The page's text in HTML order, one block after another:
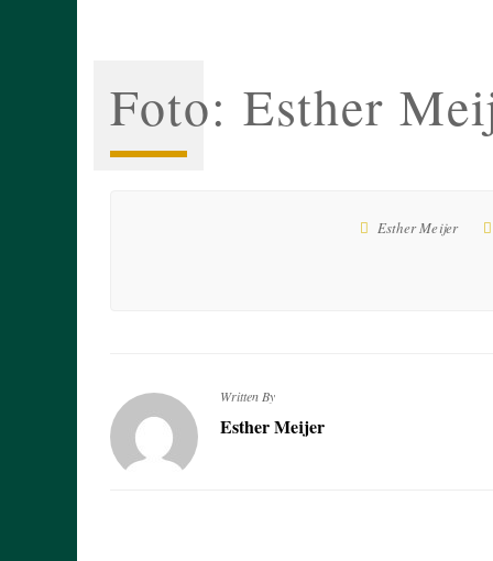
Foto: Esther
Esther Meijer
Written By
Esther Meijer